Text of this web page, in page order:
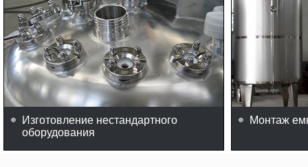
Изготовление нестандартного
оборудования
Монтаж